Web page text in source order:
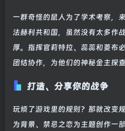
一群奇怪的鼠人为了学术考察，
法赫利共和国，虽然没有太多作
厚。指挥官莉特拉、蕊蕊和菱布
团结协作，为他们的神秘金主探查
打造、分享你的战争
玩烦了游戏里的规则？那就改变
为背景、禁忌之恋为主题创作一